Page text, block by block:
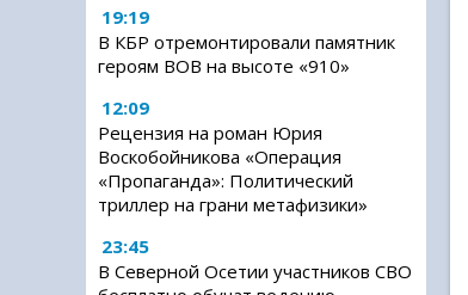
19:19
В КБР отремонтировали памятник
героям ВОВ на высоте «910»
12:09
Рецензия на роман Юрия
Воскобойникова «Операция
«Пропаганда»: Политический
триллер на грани метафизики»
23:45
В Северной Осетии участников СВО